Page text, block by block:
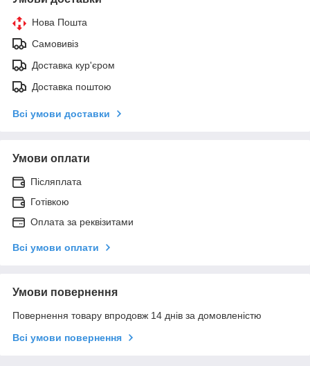
Нова Пошта
Самовивіз
Доставка кур'єром
Доставка поштою
Всі умови доставки
Умови оплати
Післяплата
Готівкою
Оплата за реквізитами
Всі умови оплати
Умови повернення
Повернення товару впродовж 14 днів за домовленістю
Всі умови повернення